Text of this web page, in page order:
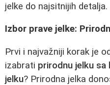
jelke do najsitnijih detalja.
Izbor prave jelke:
Prvi i najvažniji korak je
izabrati prirodnu jelku sa
jelku? Prirodna jelka